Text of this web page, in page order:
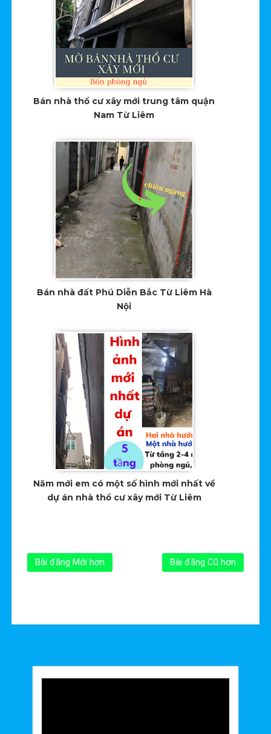
Bán nhà thổ cư xây mới trung tâm quận
Nam Từ Liêm
Bán nhà đất Phú Diễn Bắc Từ Liêm Hà
Nội
Năm mới em có một số hình mới nhất về
dự án nhà thổ cư xây mới Từ Liêm
Bài đăng Mới hơn Bài đăng Cũ hơn